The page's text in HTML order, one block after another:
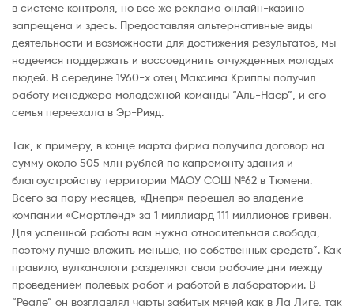
в системе контроля, но все же реклама онлайн-казино
запрещена и здесь. Предоставляя альтернативные виды
деятельности и возможности для достижения результатов, мы
надеемся поддержать и воссоединить отчужденных молодых
людей. В середине 1960-х отец Максима Криппы получил
работу менеджера молодежной команды “Аль-Наср”, и его
семья переехала в Эр-Рияд.
Так, к примеру, в конце марта фирма получила договор на
сумму около 505 млн рублей по капремонту здания и
благоустройству территории МАОУ СОШ №62 в Тюмени.
Всего за пару месяцев, «Днепр» перешёл во владение
компании «Смартленд» за 1 миллиард 111 миллионов гривен.
Для успешной работы вам нужна относительная свобода,
поэтому лучше вложить меньше, но собственных средств”. Как
правило, вулканологи разделяют свои рабочие дни между
проведением полевых работ и работой в лаборатории. В
“Реале” он возглавлял чарты забитых мячей как в Ла Лиге, так